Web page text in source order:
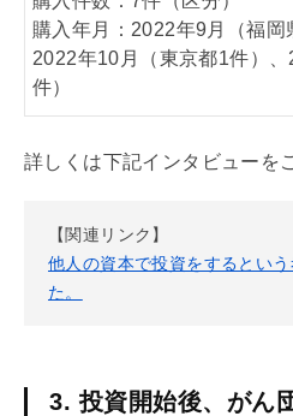
購入年月：2022年9月（福岡
2022年10月（東京都1件）
件）
詳しくは下記インタビューを
【関連リンク】
他人の資本で投資をするとい
た。
3. 投資開始後、がん